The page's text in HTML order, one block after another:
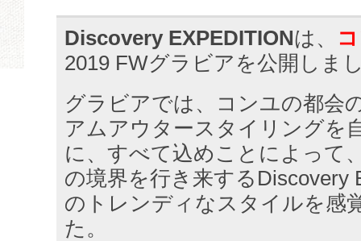
Discovery EXPEDITIONは、
2019 FWグラビアを公開しま
グラビアでは、コンユの都会
アムアウタースタイリングを
に、すべて込めことによって
の境界を行き来するDiscovery
のトレンディなスタイルを感
た。